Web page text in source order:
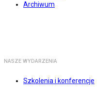
Archiwum
NASZE WYDARZENIA
Szkolenia i konferencje